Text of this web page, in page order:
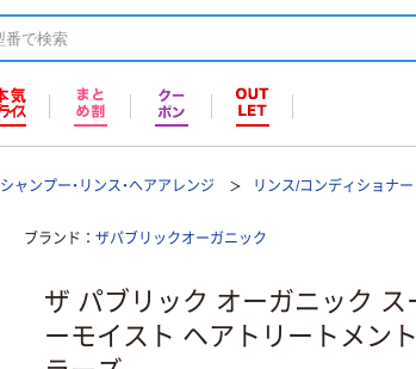
シャンプー・リンス・ヘアアレンジ リンス/コンディショナー
ブランド ザパブリックオーガニック
ザ パブリック オーガニック
ーモイスト ヘアトリートメン